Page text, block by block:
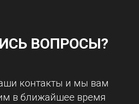
ВОПРОСЫ?
контакты и мы вам
в ближайшее время